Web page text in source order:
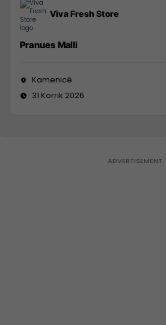
Viva Fresh Store
Pranues Malli
Kamenicë
31 Korrik 2026